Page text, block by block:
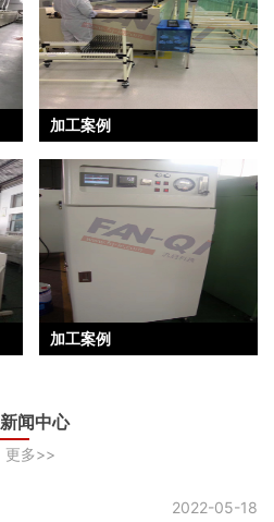
加工案例
加工案例
新闻中心
更多>>
2022-05-18